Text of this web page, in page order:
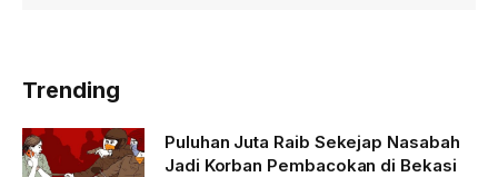
Trending
Puluhan Juta Raib Sekejap Nasabah
Jadi Korban Pembacokan di Bekasi